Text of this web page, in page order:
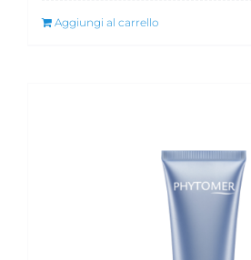
Aggiungi al carrello